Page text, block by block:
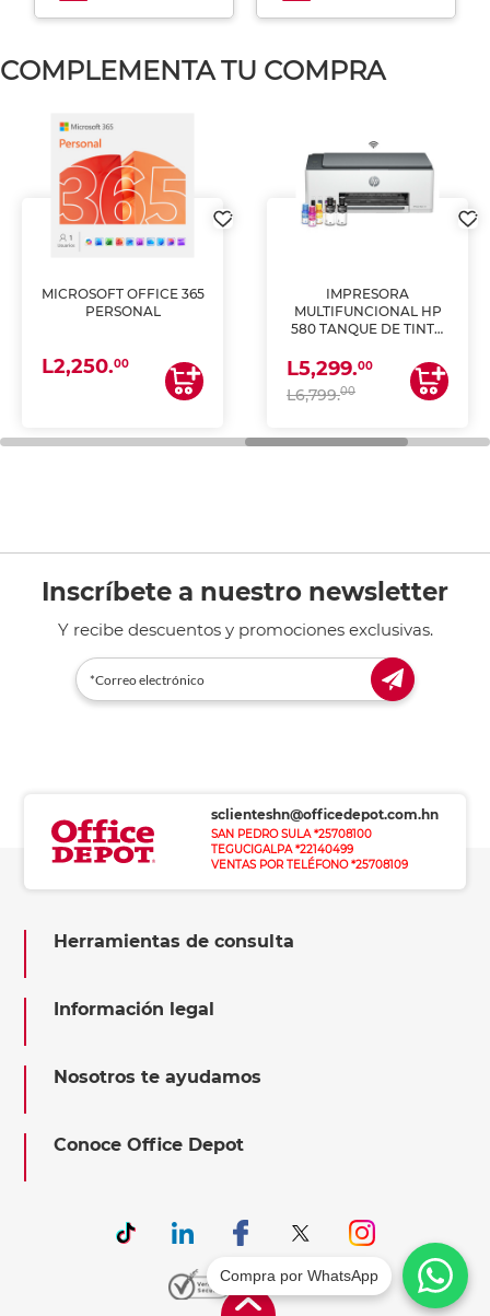
COMPLEMENTA TU COMPRA
MICROSOFT OFFICE 365
PERSONAL
L2,250.00
IMPRESORA
MULTIFUNCIONAL HP
580 TANQUE DE TINTA
ESCANEA)
L5,299.00
L6,799.00
Inscríbete a nuestro newsletter
Y recibe descuentos y promociones exclusivas.
sclienteshn@officedepot.com.hn
SAN PEDRO SULA *25708100
TEGUCIGALPA *22140499
VENTAS POR TELÉFONO *25708109
Herramientas de consulta
Información legal
Nosotros te ayudamos
Conoce Office Depot
Compra por WhatsApp